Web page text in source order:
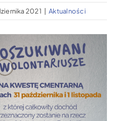
2021 Aktualności